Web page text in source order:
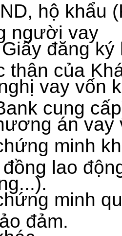
hộ khẩu
người vay
đăng
thân của
vay vốn
cung
án vay
minh
lao
minh
đảm.